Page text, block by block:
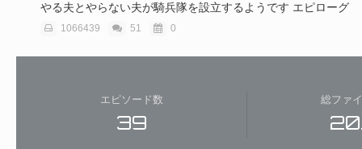
やる夫とやらない夫が騎兵隊を設立するようです エピローグ
1066439 51 0
エピソード数
39
総ファ